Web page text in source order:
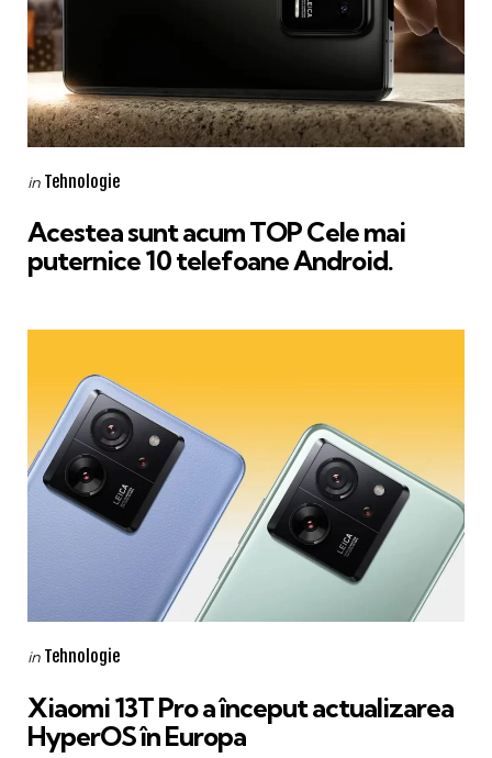
Categories
Posted
in Tehnologie
Acestea sunt acum TOP Cele mai
puternice 10 telefoane Android.
Categories
Posted
in Tehnologie
Xiaomi 13T Pro a început actualizarea
HyperOS în Europa